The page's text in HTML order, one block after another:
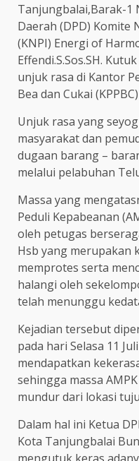
Tanjungbalai,Barak-1
Daerah (DPD) Komite
(KNPI) Energi of
Effendi.S.Sos.SH.
unjuk rasa di Kantor
Bea dan Cukai
Unjuk rasa yang
masyarakat dan
dugaan barang –
melalui pelabuhan
Massa yang
Peduli Kepabeanan
oleh petugas
Hsb yang merupakan
memprotes serta
halangi oleh
telah menunggu
Kejadian tersebut
pada hari Selasa 11
mendapatkan
sehingga massa
mundur dari lokasi
Dalam hal ini Ketua
Kota Tanjungbalai